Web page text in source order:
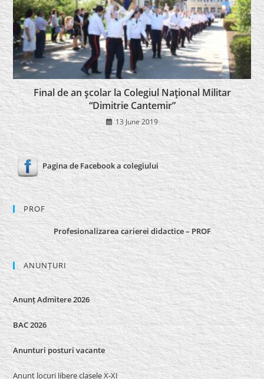
Final de an şcolar la Colegiul Naţional Militar
“Dimitrie Cantemir”
13 June 2019
Pagina de Facebook a colegiului
PROF
Profesionalizarea carierei didactice – PROF
ANUNȚURI
Anunț Admitere 2026
BAC 2026
Anunturi posturi vacante
Anunț locuri libere clasele X-XI